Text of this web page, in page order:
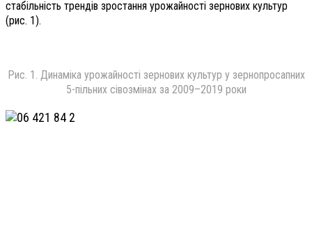
стабільність трендів зростання урожайності зернових культур
(рис. 1).
Рис. 1. Динаміка урожайності зернових культур у зернопросапних
5-пільних сівозмінах за 2009–2019 роки